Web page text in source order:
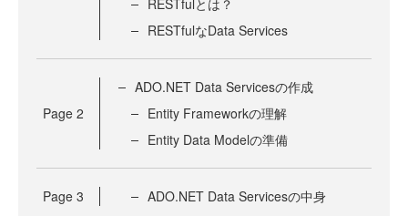
RESTfulとは？
RESTfulなData Services
Page 2
ADO.NET Data Servicesの作成
Entity Frameworkの理解
Entity Data Modelの準備
Page 3 ADO.NET Data Servicesの中身